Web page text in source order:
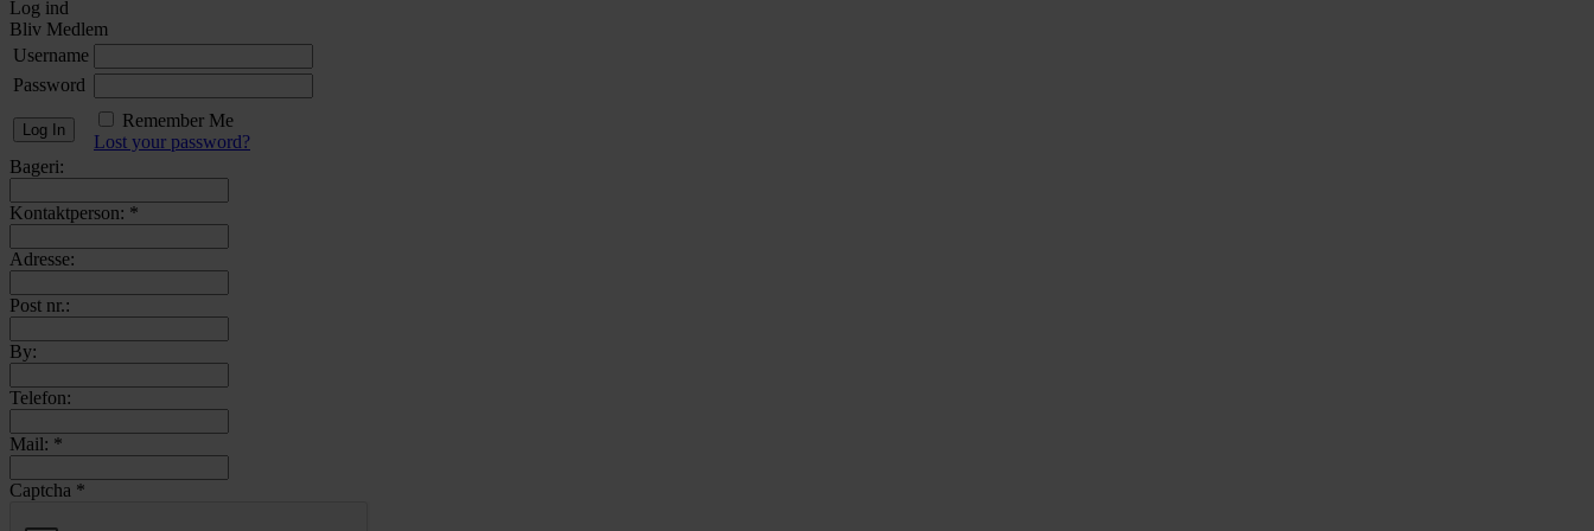
Log ind
Bliv Medlem
Username
Password
Remember Me
Lost your password?
Bageri:
Kontaktperson: *
Adresse:
Post nr.:
By:
Telefon:
Mail: *
Captcha *